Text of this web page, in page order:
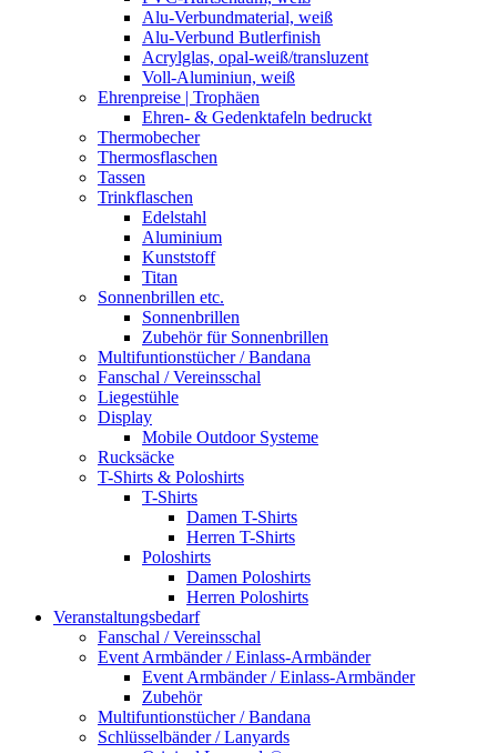
Alu-Verbundmaterial, weiß
Alu-Verbund Butlerfinish
Acrylglas, opal-weiß/transluzent
Voll-Aluminiun, weiß
Ehrenpreise | Trophäen
Ehren- & Gedenktafeln bedruckt
Thermobecher
Thermosflaschen
Tassen
Trinkflaschen
Edelstahl
Aluminium
Kunststoff
Titan
Sonnenbrillen etc.
Sonnenbrillen
Zubehör für Sonnenbrillen
Multifuntionstücher / Bandana
Fanschal / Vereinsschal
Liegestühle
Display
Mobile Outdoor Systeme
Rucksäcke
T-Shirts & Poloshirts
T-Shirts
Damen T-Shirts
Herren T-Shirts
Poloshirts
Damen Poloshirts
Herren Poloshirts
Veranstaltungsbedarf
Fanschal / Vereinsschal
Event Armbänder / Einlass-Armbänder
Event Armbänder / Einlass-Armbänder
Zubehör
Multifuntionstücher / Bandana
Schlüsselbänder / Lanyards